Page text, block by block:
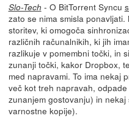
Slo-Tech - O BitTorrent Syncu
zato se nima smisla
storitev, ki omogoča
različnih računalnikih, ki jih
razlikuje v pomembni točki, in
zunanji točki, kakor Dropbox,
med napravami. To ima nekaj
več kot treh napravah,
zunanjem gostovanju) in
varnostne kopije).